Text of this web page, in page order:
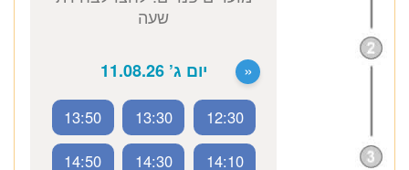
זימון תור אונליין
לד״ר אירינה עמנואל
ב-3 שלבים קצרים
(לא נדרש כרטיס אשראי)